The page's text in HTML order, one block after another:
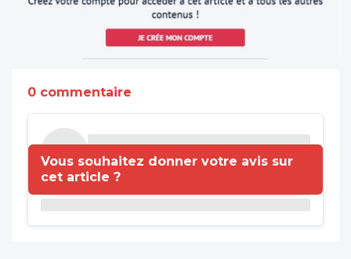
0 commentaire
Vous souhaitez donner votre avis sur
cet article ?